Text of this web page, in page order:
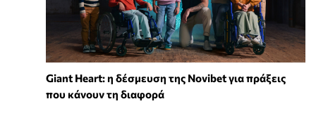
Giant Heart: η δέσμευση της Novibet για πράξεις
που κάνουν τη διαφορά